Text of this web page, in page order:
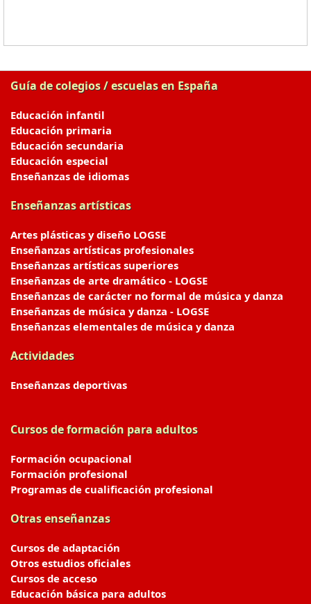
Guía de colegios / escuelas en España
Educación infantil
Educación primaria
Educación secundaria
Educación especial
Enseñanzas de idiomas
Enseñanzas artísticas
Artes plásticas y diseño LOGSE
Enseñanzas artísticas profesionales
Enseñanzas artísticas superiores
Enseñanzas de arte dramático - LOGSE
Enseñanzas de carácter no formal de música y danza
Enseñanzas de música y danza - LOGSE
Enseñanzas elementales de música y danza
Actividades
Enseñanzas deportivas
Cursos de formación para adultos
Formación ocupacional
Formación profesional
Programas de cualificación profesional
Otras enseñanzas
Cursos de adaptación
Otros estudios oficiales
Cursos de acceso
Educación básica para adultos